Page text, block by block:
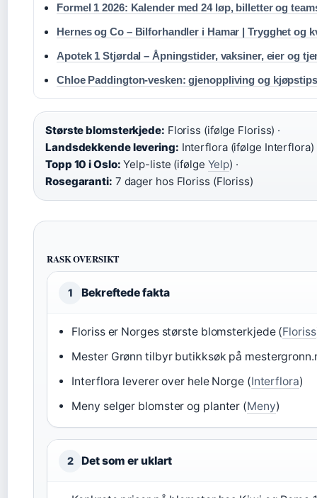
Formel 1 2026: Kalender med 24 løp, billetter og
Hernes og Co – Bilforhandler i Hamar | Trygghet og
Apotek 1 Stjørdal – Åpningstider, vaksiner, eier og
Chloe Paddington-vesken: gjenoppliving og kjøpstips
Største blomsterkjede: Floriss (ifølge Floriss) ·
Landsdekkende levering: Interflora (ifølge Interflora)
Topp 10 i Oslo: Yelp-liste (ifølge Yelp) ·
Rosegaranti: 7 dager hos Floriss (Floriss)
RASK OVERSIKT
1 Bekreftede fakta
Floriss er Norges største blomsterkjede (Floriss
Mester Grønn tilbyr butikksøk på
Interflora leverer over hele Norge (Interflora)
Meny selger blomster og planter (Meny)
2 Det som er uklart